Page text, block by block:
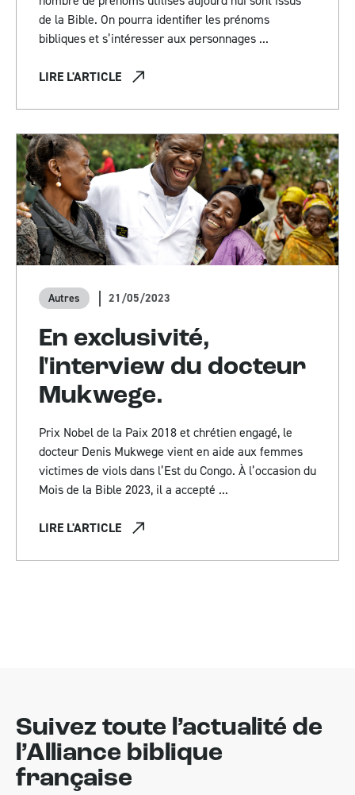
de la Bible. On pourra identifier les prénoms
bibliques et s’intéresser aux personnages ...
LIRE L'ARTICLE
Autres 21/05/2023
En exclusivité,
l'interview du docteur
Mukwege.
Prix Nobel de la Paix 2018 et chrétien engagé, le
docteur Denis Mukwege vient en aide aux femmes
victimes de viols dans l’Est du Congo. À l’occasion du
Mois de la Bible 2023, il a accepté ...
LIRE L'ARTICLE
Suivez toute l’actualité de
l’Alliance biblique
française